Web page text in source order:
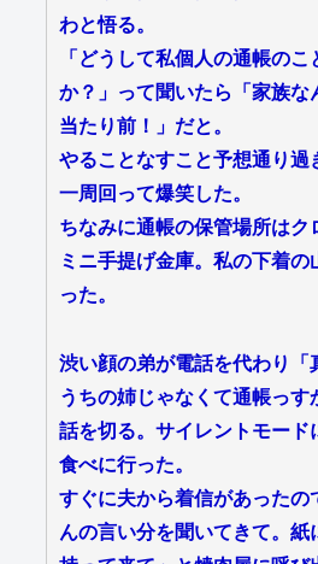
わと悟る。
「どうして私個人の通帳の
か？」って聞いたら「家族な
当たり前！」だと。
やることなすこと予想通り過
一周回って爆笑した。
ちなみに通帳の保管場所はク
ミニ手提げ金庫。私の下着の
った。
渋い顔の弟が電話を代わり「
うちの姉じゃなくて通帳っす
話を切る。サイレントモード
食べに行った。
すぐに夫から着信があったの
んの言い分を聞いてきて。紙